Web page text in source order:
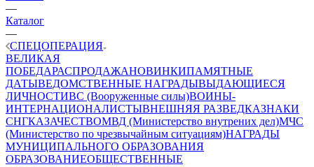
—
Каталог
—
СПЕЦОПЕРАЦИЯ
ВЕЛИКАЯ
ПОБЕДАРАСПРОДАЖАНОВИНКИПАМЯТНЫЕ
ДАТЫВЕДОМСТВЕННЫЕ НАГРАДЫВЫДАЮЩИЕСЯ
ЛИЧНОСТИВС (Вооруженные силы)ВОИНЫ-
ИНТЕРНАЦИОНАЛИСТЫВНЕШНЯЯ РАЗВЕДКАЗНАКИ
СНГКАЗАЧЕСТВОМВД (Министерство внутрених дел)МЧС
(Министерство по чрезвычайным ситуациям)НАГРАДЫ
МУНИЦИПАЛЬНОГО ОБРАЗОВАНИЯ
ОБРАЗОВАНИЕОБЩЕСТВЕННЫЕ